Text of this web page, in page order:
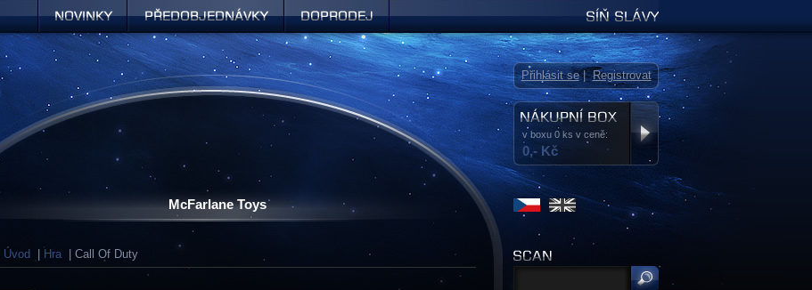
McFarlane Toys
Úvod Hra | Call Of Duty
v boxu 0 ks v ceně:
0,- Kč
Přihlásit se|Registrovat
Předobjednávky Síň slávy